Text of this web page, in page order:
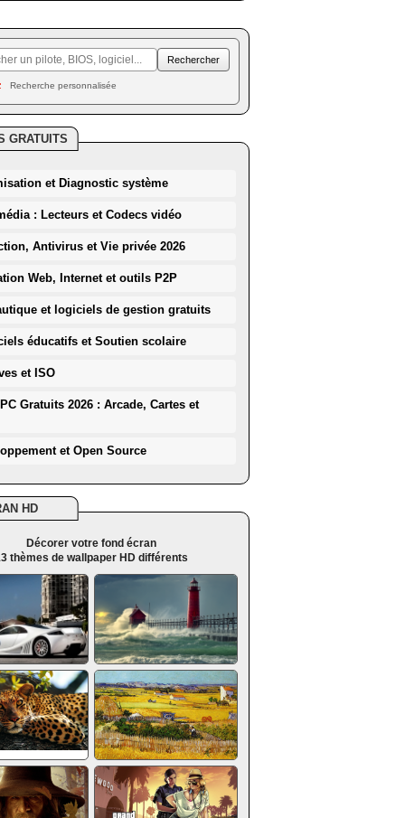
Recherche personnalisée
GRATUITS
et Diagnostic système
: Lecteurs et Codecs vidéo
Antivirus et Vie privée 2026
Web, Internet et outils P2P
et logiciels de gestion gratuits
éducatifs et Soutien scolaire
et ISO
Gratuits 2026 : Arcade, Cartes et
et Open Source
HD
Décorer votre fond écran
thèmes de wallpaper HD différents